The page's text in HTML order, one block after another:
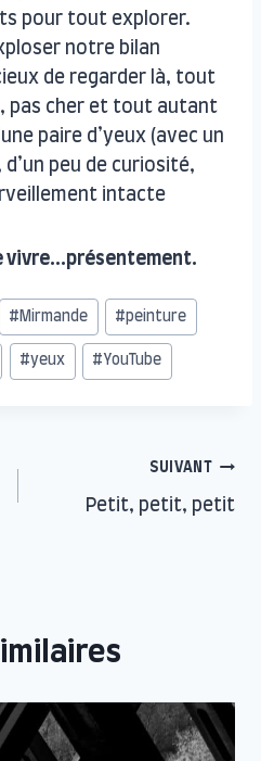
pour tout explorer.
notre bilan
de regarder là, tout
pas cher et tout autant
paire d’yeux (avec un
peu de curiosité,
intacte
vivre…présentement.
# Mirmande #peinture
#yeux #YouTube
SUIVANT
Petit, petit, petit